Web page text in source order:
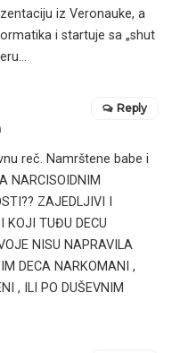
iz Veronauke, a
i startuje sa „shut
reč. Namrštene babe i
NARCISOIDNIM
ZAJEDLJIVI I
KOJI TUĐU DECU
NISU NAPRAVILA
DECA NARKOMANI ,
, ILI PO DUŠEVNIM
Reply